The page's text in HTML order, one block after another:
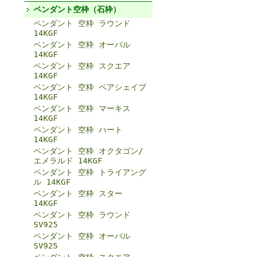
ペンダント空枠（石枠）
ペンダント 空枠 ラウンド
14KGF
ペンダント 空枠 オーバル
14KGF
ペンダント 空枠 スクエア
14KGF
ペンダント 空枠 ペアシェイプ
14KGF
ペンダント 空枠 マーキス
14KGF
ペンダント 空枠 ハート
14KGF
ペンダント 空枠 オクタゴン/
エメラルド 14KGF
ペンダント 空枠 トライアング
ル 14KGF
ペンダント 空枠 スター
14KGF
ペンダント 空枠 ラウンド
SV925
ペンダント 空枠 オーバル
SV925